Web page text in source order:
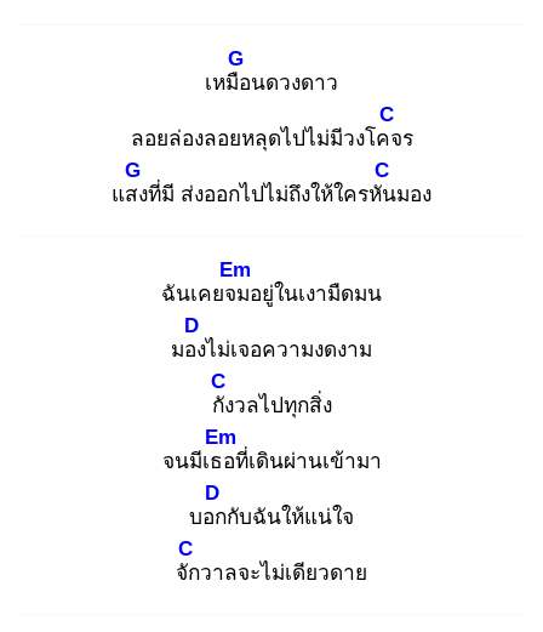
เหมือ
G
นดวงดาว
ลอยล่องลอยหลุดไปไม่มีวงโคจ
C
ร
แสง
G
ที่มี ส่งออกไปไม่ถึงให้ใครหัน
C
มอง
ฉันเคยจม
Em
อยู่ในเงามืดมน
มอง
D
ไม่เจอความงดงาม
กัง
C
วลไปทุกสิ่ง
จนมีเธอ
Em
ที่เดินผ่านเข้ามา
บอก
D
กับฉันให้แน่ใจ
จัก
C
วาลจะไม่เดียวดาย